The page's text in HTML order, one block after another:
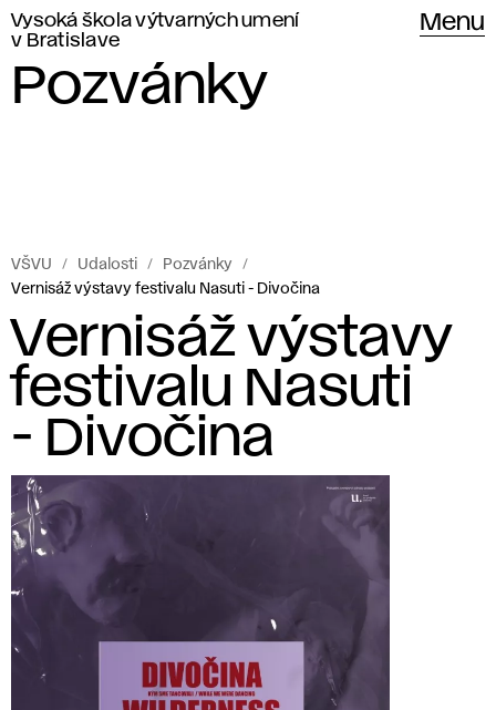
Vysoká škola výtvarných umení
v Bratislave
Menu
Pozvánky
VŠVU Udalosti
Pozvánky
Vernisáž výstavy festivalu Nasuti - Divočina
Vernisáž výstavy
festivalu Nasuti
- Divočina